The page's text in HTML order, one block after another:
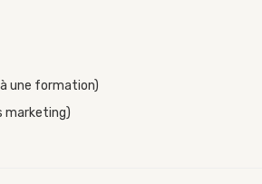
une formation)
marketing)